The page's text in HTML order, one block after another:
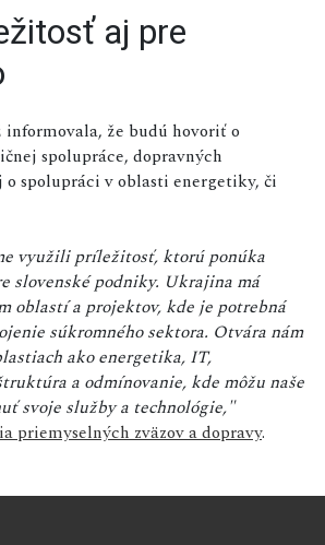
aj pre
informovala, že budú hovoriť o
spolupráce, dopravných
o spolupráci v oblasti energetiky, či
využili príležitosť, ktorú ponúka
slovenské podniky. Ukrajina má
oblastí a projektov, kde je potrebná
súkromného sektora. Otvára nám
ako energetika, IT,
a odmínovanie, kde môžu naše
svoje služby a technológie,"
priemyselných zväzov a dopravy.